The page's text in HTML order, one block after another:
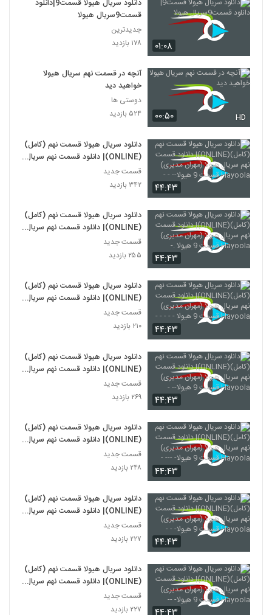
۰۱:۰۸
دانلود سریال هیولا قسمت9|دانلود
قسمت9سریال هیولا
جدیدترین
۱۷۸ بازدید
۰۰:۵۰ HD
آنچه در قسمت نهم سریال هیولا
خواهید دید
دوستی ها
۵۲۴ بازدید
۴۴:۴۳
دانلود سریال هیولا قسمت نهم (کامل)
(ONLINE)| دانلود قسمت نهم سریال
قسمت 9 هیولا-- - -
قسمت جدید
۳۴۲ بازدید
۴۴:۴۳
دانلود سریال هیولا قسمت نهم (کامل)
(ONLINE)| دانلود قسمت نهم سریال
قسمت 9 هیولا .-
قسمت جدید
۲۵۵ بازدید
۴۴:۴۳
دانلود سریال هیولا قسمت نهم (کامل)
(ONLINE)| دانلود قسمت نهم سریال
قسمت 9 هیولا - - - - -
قسمت جدید
۲۱۰ بازدید
۴۴:۴۳
دانلود سریال هیولا قسمت نهم (کامل)
(ONLINE)| دانلود قسمت نهم سریال
قسمت 9 هیولا-- -
قسمت جدید
۲۶۹ بازدید
۴۴:۴۳
دانلود سریال هیولا قسمت نهم (کامل)
(ONLINE)| دانلود قسمت نهم سریال
قسمت 9 هیولا- --- -
قسمت جدید
۲۴۸ بازدید
۴۴:۴۳
دانلود سریال هیولا قسمت نهم (کامل)
(ONLINE)| دانلود قسمت نهم سریال
قسمت 9 هیولا- - -
قسمت جدید
۲۲۷ بازدید
دانلود سریال هیولا قسمت نهم (کامل)
(ONLINE)| دانلود قسمت نهم سریال
قسمت 9 هیولا- --
قسمت جدید
۲۲۷ بازدید